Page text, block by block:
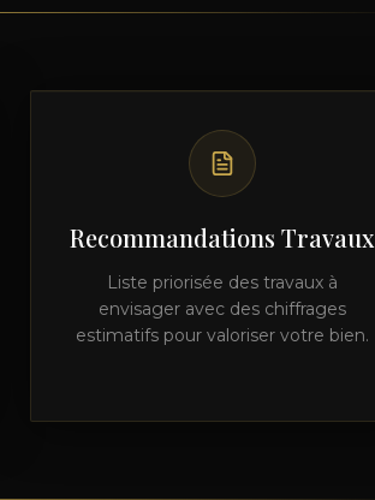
Recommandations Travaux
Liste priorisée des travaux à
envisager avec des chiffrages
estimatifs pour valoriser votre bien.